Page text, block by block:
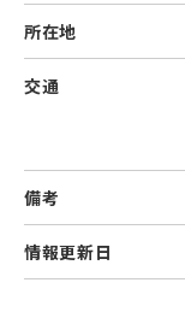
所在地
交通
備考
情報更新日